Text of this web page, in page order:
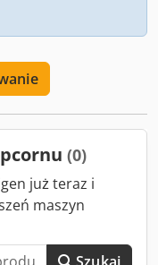
(0)
już teraz i
maszyn
Szukaj